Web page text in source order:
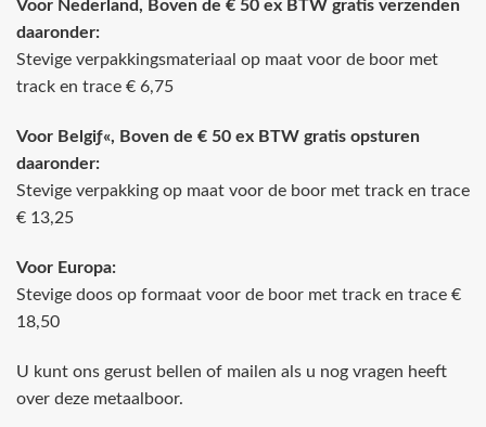
Voor Nederland, Boven de € 50 ex BTW gratis verzenden
daaronder:
Stevige verpakkingsmateriaal op maat voor de boor met
track en trace € 6,75
Voor Belgiƒ«, Boven de € 50 ex BTW gratis opsturen
daaronder:
Stevige verpakking op maat voor de boor met track en trace
€ 13,25
Voor Europa:
Stevige doos op formaat voor de boor met track en trace €
18,50
U kunt ons gerust bellen of mailen als u nog vragen heeft
over deze metaalboor.